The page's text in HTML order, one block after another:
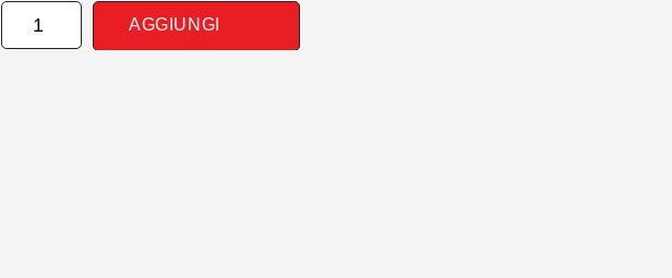
PARAURTI
ANTERIORE
AGGIUNGI